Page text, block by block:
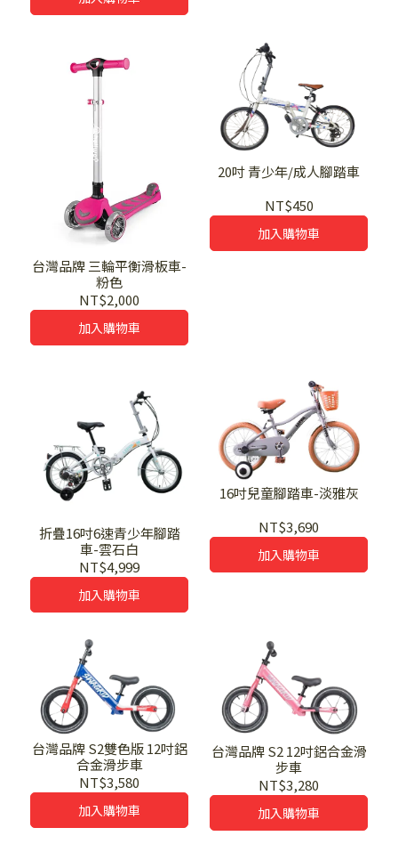
台灣品牌 三輪平衡滑板車-
粉色
NT$2,000
加入購物車
20吋 青少年/成人腳踏車
NT$450
加入購物車
折疊16吋6速青少年腳踏
車-雲石白
NT$4,999
加入購物車
16吋兒童腳踏車-淡雅灰
NT$3,690
加入購物車
台灣品牌 S2雙色版 12吋鋁
合金滑步車
NT$3,580
加入購物車
台灣品牌 S2 12吋鋁合金滑
步車
NT$3,280
加入購物車